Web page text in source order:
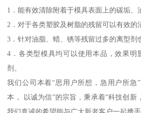
1．能有效清除附着于模具表面上的碳垢、
2．对于各类塑胶及树脂的残留可以有效的
3．针对油脂、蜡、锈等残留过多的离型剂
4．各类型模具均可以使用本品，效果明
剂。
我们公司本着“思用户所想，急用户所急
本， 以诚为信”的宗旨，秉承着“科技创新
我们真诚的希望能与广大新老客户一起携